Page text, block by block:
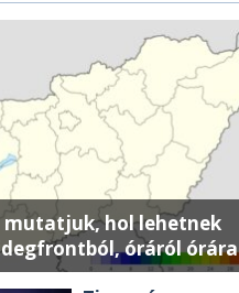
mutatjuk, hol lehetnek
óráról órára